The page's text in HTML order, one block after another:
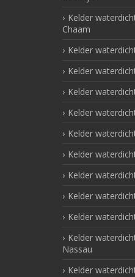
Kelder
Chaam
Kelder
Kelder
Kelder
Kelder
Kelder
Kelder
Kelder
Kelder
Kelder
Kelder
Nassau
Kelder